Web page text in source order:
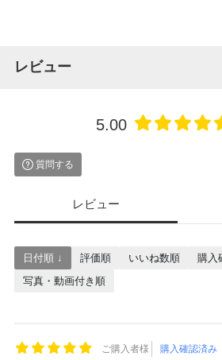
レビュー
5.00
質問する
レビュー
日付順 ↓ 評価順 いいね数順
購入
写真・動画付き順
ご購入者様
購入確認済み